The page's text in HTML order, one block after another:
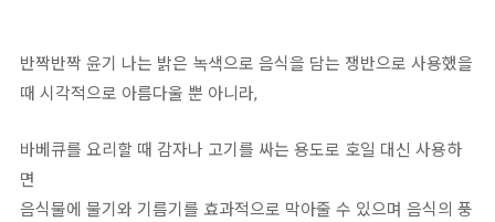
반짝반짝 윤기 나는 밝은 녹색으로 음식을 담는 쟁반으로 사용했을
때 시각적으로 아름다울 뿐 아니라,
바베큐를 요리할 때 감자나 고기를 싸는 용도로 호일 대신 사용하
면
음식물에 물기와 기름기를 효과적으로 막아줄 수 있으며 음식의 풍